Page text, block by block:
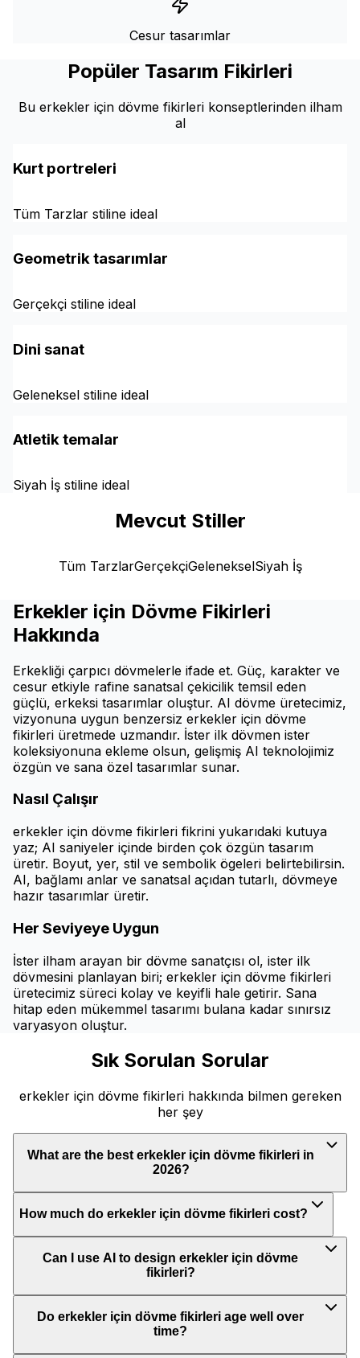
Cesur tasarımlar
Popüler Tasarım Fikirleri
Bu erkekler için dövme fikirleri konseptlerinden ilham
al
Kurt portreleri
Tüm Tarzlar stiline ideal
Geometrik tasarımlar
Gerçekçi stiline ideal
Dini sanat
Geleneksel stiline ideal
Atletik temalar
Siyah İş stiline ideal
Mevcut Stiller
Tüm TarzlarGerçekçiGelenekselSiyah İş
Erkekler için Dövme Fikirleri
Hakkında
Erkekliği çarpıcı dövmelerle ifade et. Güç, karakter ve
cesur etkiyle rafine sanatsal çekicilik temsil eden
güçlü, erkeksi tasarımlar oluştur. AI dövme üretecimiz,
vizyonuna uygun benzersiz erkekler için dövme
fikirleri üretmede uzmandır. İster ilk dövmen ister
koleksiyonuna ekleme olsun, gelişmiş AI teknolojimiz
özgün ve sana özel tasarımlar sunar.
Nasıl Çalışır
erkekler için dövme fikirleri fikrini yukarıdaki kutuya
yaz; AI saniyeler içinde birden çok özgün tasarım
üretir. Boyut, yer, stil ve sembolik ögeleri belirtebilirsin.
AI, bağlamı anlar ve sanatsal açıdan tutarlı, dövmeye
hazır tasarımlar üretir.
Her Seviyeye Uygun
İster ilham arayan bir dövme sanatçısı ol, ister ilk
dövmesini planlayan biri; erkekler için dövme fikirleri
üretecimiz süreci kolay ve keyifli hale getirir. Sana
hitap eden mükemmel tasarımı bulana kadar sınırsız
varyasyon oluştur.
Sık Sorulan Sorular
erkekler için dövme fikirleri hakkında bilmen gereken
her şey
What are the best erkekler için dövme fikirleri in
2026?
How much do erkekler için dövme fikirleri cost?
Can I use AI to design erkekler için dövme
fikirleri?
Do erkekler için dövme fikirleri age well over
time?